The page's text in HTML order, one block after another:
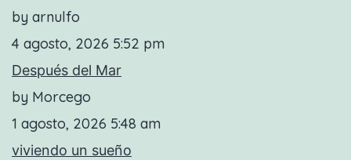
by arnulfo
4 agosto, 2026 5:52 pm
Después del Mar
by Morcego
1 agosto, 2026 5:48 am
viviendo un sueño